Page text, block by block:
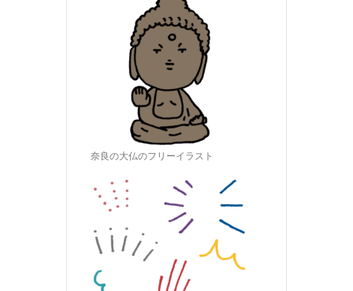
奈良の大仏のフリーイラスト